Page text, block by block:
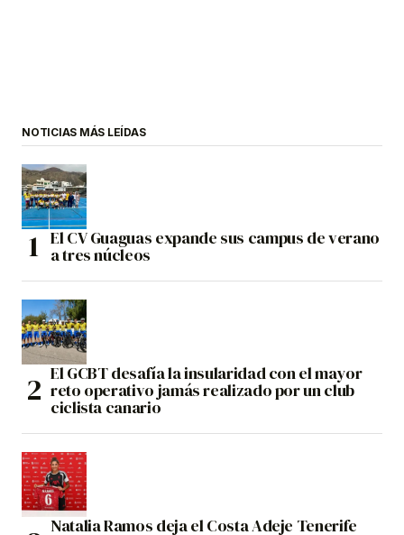
NOTICIAS MÁS LEÍDAS
El CV Guaguas expande sus campus de verano
a tres núcleos
El GCBT desafía la insularidad con el mayor
reto operativo jamás realizado por un club
ciclista canario
Natalia Ramos deja el Costa Adeje Tenerife